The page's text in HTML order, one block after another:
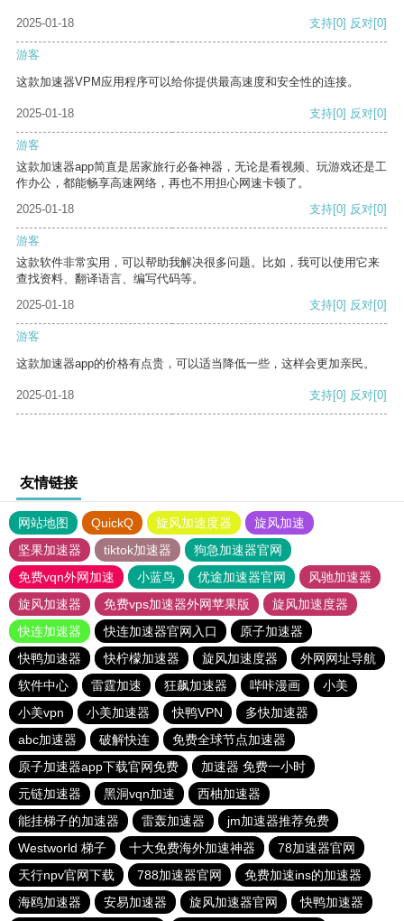
2025-01-18 支持[0] 反对[0]
游客
这款加速器VPM应用程序可以给你提供最高速度和安全性的连接。
2025-01-18 支持[0] 反对[0]
游客
这款加速器app简直是居家旅行必备神器，无论是看视频、玩游戏还是工
作办公，都能畅享高速网络，再也不用担心网速卡顿了。
2025-01-18
支持[0] 反对[0]
游客
这款软件非常实用，可以帮助我解决很多问题。比如，我可以使用它来
查找资料、翻译语言、编写代码等。
2025-01-18
支持[0] 反对[0]
游客
这款加速器app的价格有点贵，可以适当降低一些，这样会更加亲民。
2025-01-18 支持[0] 反对[0]
友情链接
网站地图 QuickQ 旋风加速度器
旋风加速
坚果加速器
tiktok加速器
狗急加速器官网
免费vqn外网加速
小蓝鸟 优途加速器官网
风驰加速器
旋风加速器
免费vps加速器外网苹果版
旋风加速度器
快连加速器
快连加速器官网入口
原子加速器
快鸭加速器
快柠檬加速器 旋风加速度器
外网网址导航
软件中心
雷霆加速 狂飙加速器 哔咔漫画
小美
小美vpn
小美加速器 快鸭VPN
多快加速器
abc加速器
破解快连
免费全球节点加速器
原子加速器app下载官网免费
加速器 免费一小时
元链加速器
黑洞vqn加速
西柚加速器
能挂梯子的加速器
雷轰加速器
jm加速器推荐免费
Westworld 梯子
十大免费海外加速神器
78加速器官网
天行npv官网下载
788加速器官网
免费加速ins的加速器
海鸥加速器
安易加速器 旋风加速器官网 快鸭加速器